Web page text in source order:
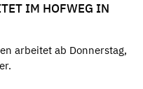
IM HOFWEG IN
arbeitet ab Donnerstag,